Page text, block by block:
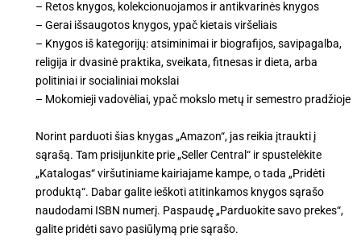
– Retos knygos, kolekcionuojamos ir antikvarinės knygos
– Gerai išsaugotos knygos, ypač kietais viršeliais
– Knygos iš kategorijų: atsiminimai ir biografijos, savipagalba,
religija ir dvasinė praktika, sveikata, fitnesas ir dieta, arba
politiniai ir socialiniai mokslai
– Mokomieji vadovėliai, ypač mokslo metų ir semestro pradžioje
Norint parduoti šias knygas „Amazon“, jas reikia įtraukti į
sąrašą. Tam prisijunkite prie „Seller Central“ ir spustelėkite
„Katalogas“ viršutiniame kairiajame kampe, o tada „Pridėti
produktą“. Dabar galite ieškoti atitinkamos knygos sąrašo
naudodami ISBN numerį. Paspaudę „Parduokite savo prekes“,
galite pridėti savo pasiūlymą prie sąrašo.